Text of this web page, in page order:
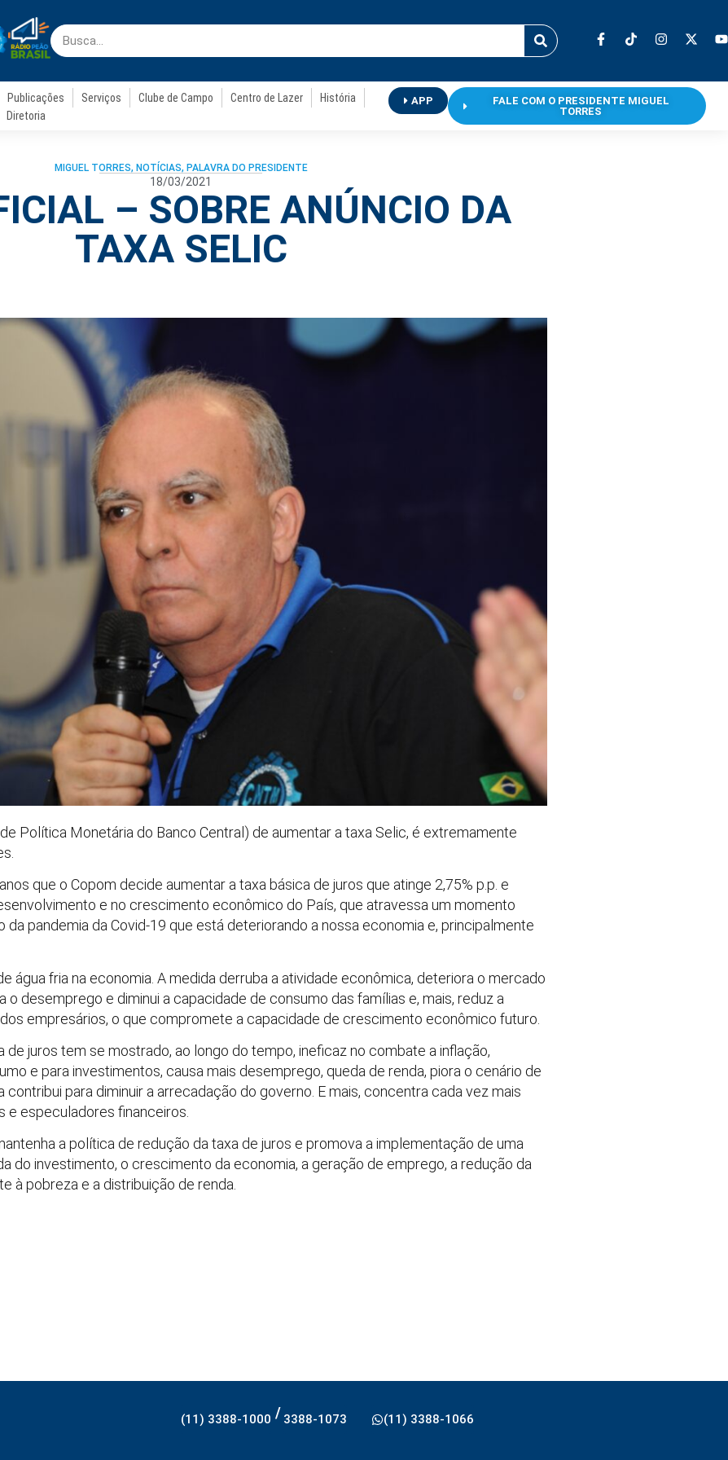
Publicações Serviços Clube de Campo Centro de Lazer
História
Diretoria
APP
FALE COM O PRESIDENTE MIGUEL
TORRES
MIGUEL TORRES, NOTÍCIAS, PALAVRA DO PRESIDENTE
18/03/2021
– SOBRE ANÚNCIO DA
TAXA SELIC
Política Monetária do Banco Central) de aumentar a taxa Selic, é extremamente
que o Copom decide aumentar a taxa básica de juros que atinge 2,75% p.p. e
e no crescimento econômico do País, que atravessa um momento
pandemia da Covid-19 que está deteriorando a nossa economia e, principalmente
água fria na economia. A medida derruba a atividade econômica, deteriora o mercado
o desemprego e diminui a capacidade de consumo das famílias e, mais, reduz a
empresários, o que compromete a capacidade de crescimento econômico futuro.
de juros tem se mostrado, ao longo do tempo, ineficaz no combate a inflação,
e para investimentos, causa mais desemprego, queda de renda, piora o cenário de
para diminuir a arrecadação do governo. E mais, concentra cada vez mais
e especuladores financeiros.
a política de redução da taxa de juros e promova a implementação de uma
do investimento, o crescimento da economia, a geração de emprego, a redução da
à pobreza e a distribuição de renda.
(11) 3388-1000 / 3388-1073 (11) 3388-1066